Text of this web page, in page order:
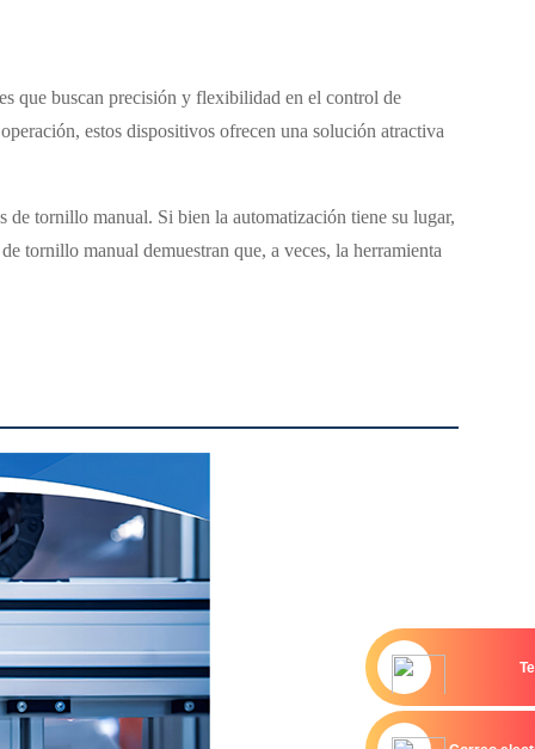
que buscan precisión y flexibilidad en el control de
estos dispositivos ofrecen una solución atractiva
de tornillo manual. Si bien la automatización tiene su lugar,
tornillo manual demuestran que, a veces, la herramienta